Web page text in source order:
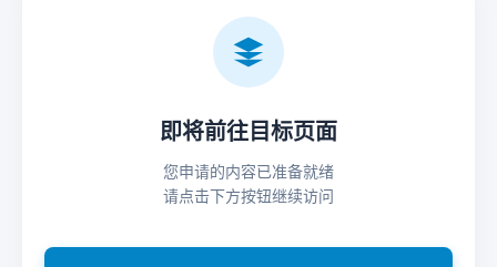
即将前往目标页面
您申请的内容已准备就绪
请点击下方按钮继续访问